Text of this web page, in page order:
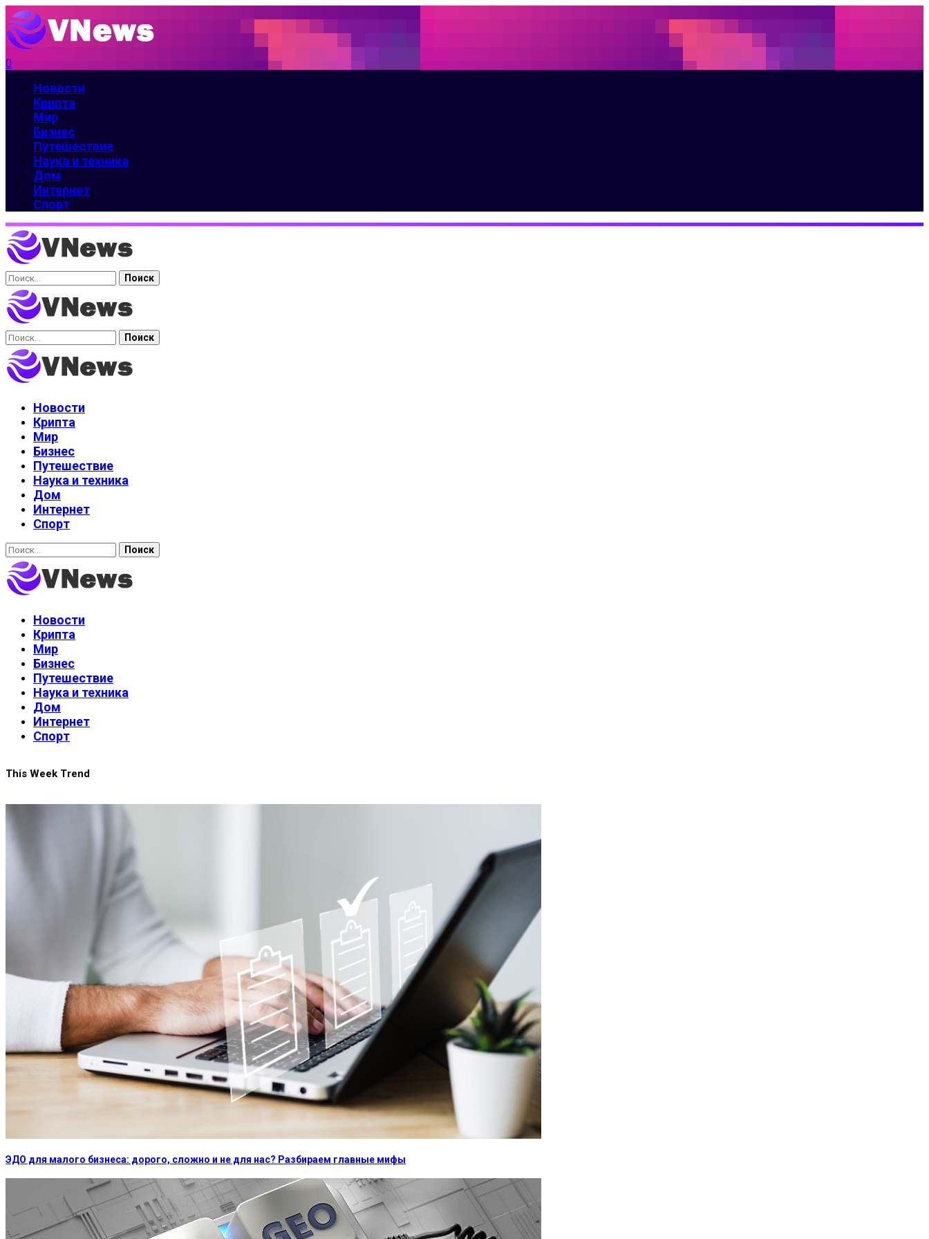
0
Новости
Крипта
Мир
Бизнес
Путешествие
Наука и техника
Дом
Интернет
Спорт
Найти:
Найти:
Новости
Крипта
Мир
Бизнес
Путешествие
Наука и техника
Дом
Интернет
Спорт
Найти:
Новости
Крипта
Мир
Бизнес
Путешествие
Наука и техника
Дом
Интернет
Спорт
This Week Trend
ЭДО для малого бизнеса: дорого, сложно и не для нас? Разбираем главные мифы